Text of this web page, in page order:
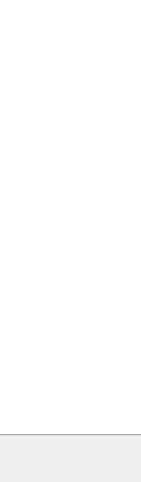
率，提高作业效率。
影响。
。 能在高温、低温、高湿
防雨、防尘等功能。
减少降尘防霾运营成本。
有效地控制道路扬尘。